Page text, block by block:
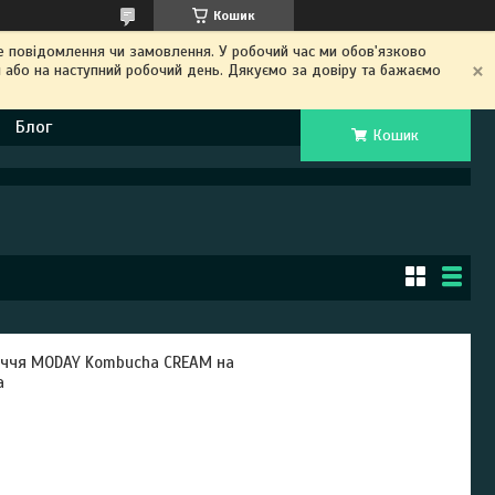
Кошик
чи замовлення. У робочий час ми обов'язково
на наступний робочий день. Дякуємо за довіру та бажаємо
Блог Кошик
MODAY Kombucha CREAM на